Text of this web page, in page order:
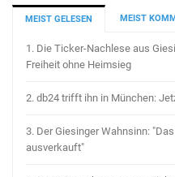
MEIST GELESEN MEIST
1. Die Ticker-Nachlese aus
Freiheit ohne Heimsieg
2. db24 trifft ihn in München:
3. Der Giesinger Wahnsinn:
ausverkauft"